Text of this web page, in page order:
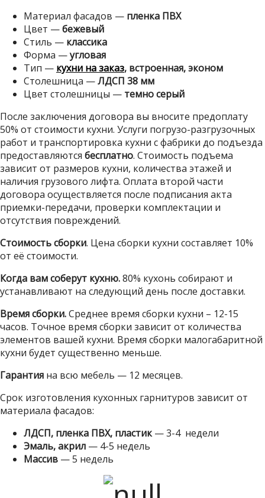
Материал фасадов — пленка ПВХ
Цвет —бежевый
Стиль — классика
Форма —угловая
Тип — кухни на заказ, встроенная, эконом
Столешница —ЛДСП 38 мм
Цвет столешницы — темно серый
После заключения договора вы вносите предоплату
50% от стоимости кухни. Услуги погрузо-разгрузочных
работ и транспортировка кухни с фабрики до подъезда
предоставляются бесплатно. Стоимость подъема
зависит от размеров кухни, количества этажей и
наличия грузового лифта. Оплата второй части
договора осуществляется после подписания акта
приемки-передачи, проверки комплектации и
отсутствия повреждений.
Стоимость сборки. Цена сборки кухни составляет 10%
от её стоимости.
Когда вам соберут кухню.80% кухонь собирают и
устанавливают на следующий день после доставки.
Время сборки.Среднее время сборки кухни – 12-15
часов. Точное время сборки зависит от количества
элементов вашей кухни. Время сборки малогабаритной
кухни будет существенно меньше.
Гарантия на всю мебель — 12 месяцев.
Срок изготовления кухонных гарнитуров зависит от
материала фасадов:
ЛДСП, пленка ПВХ, пластик— 3-4 недели
Эмаль, акрил — 4-5 недель
Массив — 5 недель